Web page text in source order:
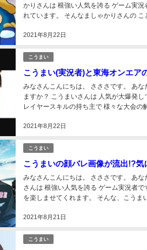
2021年8月22日
かりさんは 根強い人気を誇る ゲーム実況者です。 ベテランゲーム実況者 とし
れています。 そんなましゃかりさんの ことをもっと詳しく知りたい と思いました。 ということ
こうまい
こうまい(実況者)と東海オンエア
2021年8月22日
みなさんこんにちは。 さささです。 あなたはこうまいさんと 東海オンエアの関係性 を知ってい
ますか？ こうまいさんは 人気が大爆発している ゲーム実況者さんです。 こうまいさんは高い プ
レイヤースキルの持ち主で 様々な大会の解説としても 参加されていたりします。 そんな、こうま
こうまい
こうまいの顔バレ画像が流出!?
2021年8月21日
みなさんこんにちは。 さささです。 あなたは こうまいさんの素顔 を知っていますか？ こうまい
さんは 根強い人気を誇る ゲーム実況者です。 多彩なスキルの持ち主で 様々な角度の動
を楽しませてくれます。 そんな、こうまいさんの 素顔が流出した という噂を耳にしました。 と
こうまい